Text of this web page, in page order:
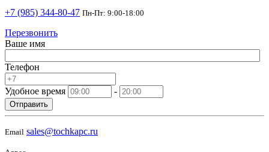
+7 (985) 344-80-47 Пн-Пт: 9:00-18:00
Перезвонить
Ваше имя
Телефон
Удобное время -
Отправить
Email sales@tochkapc.ru